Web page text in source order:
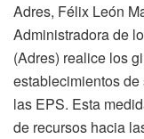
Adres, Félix León
Administradora de
(Adres) realice los
establecimientos
las EPS. Esta
de recursos hacia